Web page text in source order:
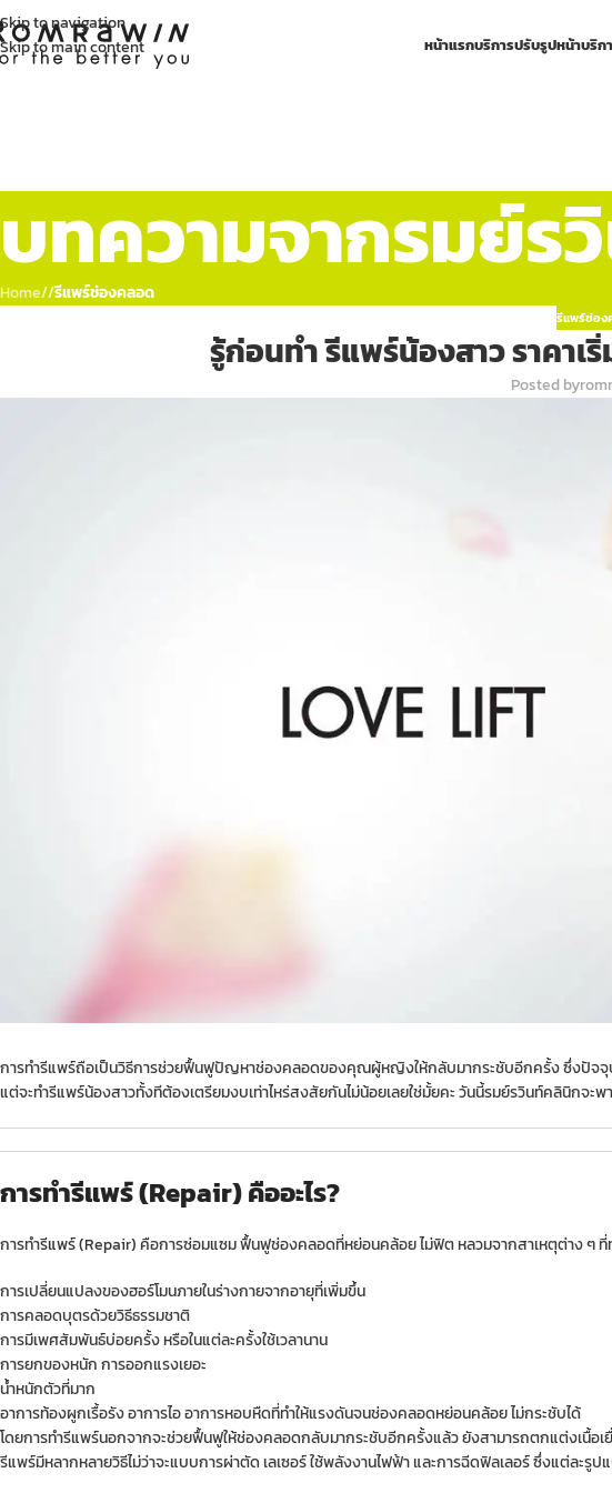
Skip to navigation
Skip to main content
หน้าแรกบริการปรับรูปหน้าบริก
บทความจากรมย์ร
Home/ รีแพร์ช่องคลอด
รีแพร์ช่อง
รู้ก่อนทำ รีแพร์น้องสาว ราคาเ
Posted by
การทำรีแพร์ถือเป็นวิธีการช่วยฟื้นฟูปัญหาช่องคลอดของคุณผู้หญิงให้กลับมากระชับอีกครั้ง ซึ่งปัจจุบั
แต่จะทำรีแพร์น้องสาวทั้งทีต้องเตรียมงบเท่าไหร่สงสัยกันไม่น้อยเลยใช่มั้ยคะ วันนี้รมย์รวินท์คลินิก
การทำรีแพร์ (Repair) คืออะไร?
การทำรีแพร์ (Repair)คือการซ่อมแซม ฟื้นฟูช่องคลอดที่หย่อนคล้อย ไม่ฟิต หลวมจากสาเหตุต่าง ๆ ที่ท
การเปลี่ยนแปลงของฮอร์โมนภายในร่างกายจากอายุที่เพิ่มขึ้น
การคลอดบุตรด้วยวิธีธรรมชาติ
การมีเพศสัมพันธ์บ่อยครั้ง หรือในแต่ละครั้งใช้เวลานาน
การยกของหนัก การออกแรงเยอะ
น้ำหนักตัวที่มาก
อาการท้องผูกเรื้อรัง อาการไอ อาการหอบหืดที่ทำให้แรงดันจนช่องคลอดหย่อนคล้อย ไม่กระชับได้
โดยการทำรีแพร์นอกจากจะช่วยฟื้นฟูให้ช่องคลอดกลับมากระชับอีกครั้งแล้ว ยังสามารถตกแต่งเนื้อเ
รีแพร์มีหลากหลายวิธีไม่ว่าจะแบบการผ่าตัด เลเซอร์ ใช้พลังงานไฟฟ้า และการฉีดฟิลเลอร์ ซึ่งแต่ละรู